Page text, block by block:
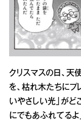
クリスマスの日、天
を、枯れ木たちにプ
いやさしい光」がど
にでもあふれてるよ